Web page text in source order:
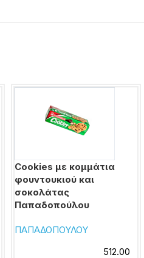
Cookies με κομμάτια
φουντουκιού και
σοκολάτας
Παπαδοπούλου
ΠΑΠΑΔΟΠΟΥΛΟΥ
512.00